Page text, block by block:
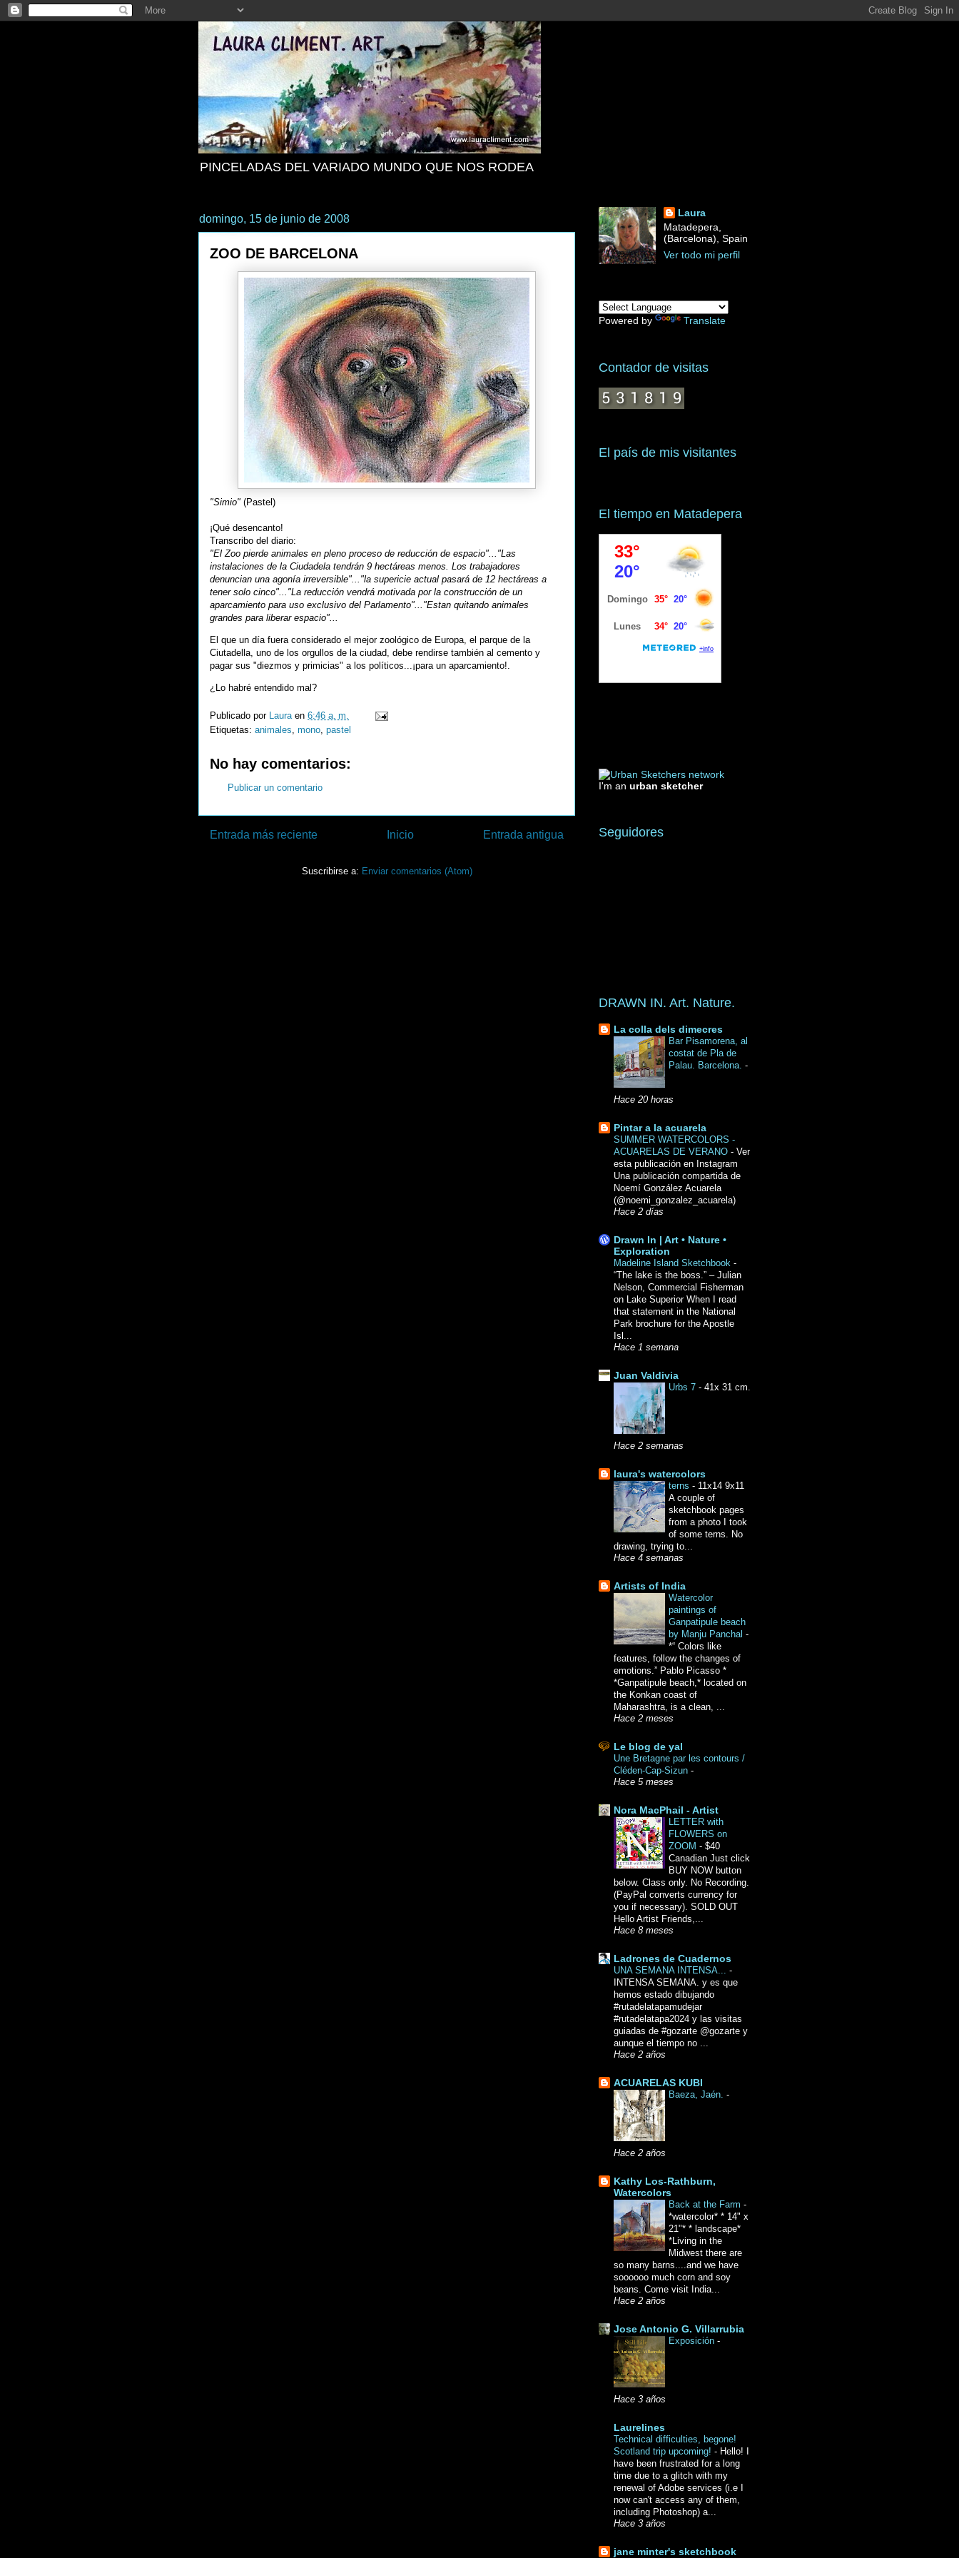
PINCELADAS DEL VARIADO MUNDO QUE NOS RODEA
domingo, 15 de junio de 2008
ZOO DE BARCELONA
"Simio" (Pastel)
¡Qué desencanto!
Transcribo del diario:
"El Zoo pierde animales en pleno proceso de reducción de espacio"..."Las
instalaciones de la Ciudadela tendrán 9 hectáreas menos. Los trabajadores
denuncian una agonía irreversible"..."la supericie actual pasará de 12 hectáreas a
tener solo cinco"..."La reducción vendrá motivada por la construcción de un
aparcamiento para uso exclusivo del Parlamento"..."Estan quitando animales
grandes para liberar espacio"...
El que un día fuera considerado el mejor zoológico de Europa, el parque de la
Ciutadella, uno de los orgullos de la ciudad, debe rendirse también al cemento y
pagar sus "diezmos y primicias" a los políticos...¡para un aparcamiento!.
¿Lo habré entendido mal?
Publicado por Laura en 6:46 a. m.
Etiquetas: animales mono pastel
No hay comentarios:
Publicar un comentario
Entrada más reciente Entrada antigua
Inicio
Suscribirse a: Enviar comentarios (Atom)
Laura
Matadepera,
(Barcelona), Spain
Ver todo mi perfil
Powered by Translate
Contador de visitas
El país de mis visitantes
El tiempo en Matadepera
I'm an urban sketcher
Seguidores
DRAWN IN. Art. Nature.
La colla dels dimecres
Bar Pisamorena, al
costat de Pla de
Palau. Barcelona. -
Hace 20 horas
Pintar a la acuarela
SUMMER WATERCOLORS -
ACUARELAS DE VERANO - Ver
esta publicación en Instagram
Una publicación compartida de
Noemí González Acuarela
(@noemi_gonzalez_acuarela)
Hace 2 días
Drawn In | Art • Nature •
Exploration
Madeline Island Sketchbook -
“The lake is the boss.” – Julian
Nelson, Commercial Fisherman
on Lake Superior When I read
that statement in the National
Park brochure for the Apostle
Isl...
Hace 1 semana
Juan Valdivia
Urbs 7 - 41x 31 cm.
Hace 2 semanas
laura's watercolors
terns - 11x14 9x11
A couple of
sketchbook pages
from a photo I took
of some terns. No
drawing, trying to...
Hace 4 semanas
Artists of India
Watercolor
paintings of
Ganpatipule beach
by Manju Panchal -
*“ Colors like
features, follow the changes of
emotions.” Pablo Picasso *
*Ganpatipule beach,* located on
the Konkan coast of
Maharashtra, is a clean, ...
Hace 2 meses
Le blog de yal
Une Bretagne par les contours /
Cléden-Cap-Sizun -
Hace 5 meses
Nora MacPhail - Artist
LETTER with
FLOWERS on
ZOOM - $40
Canadian Just click
BUY NOW button
below. Class only. No Recording.
(PayPal converts currency for
you if necessary). SOLD OUT
Hello Artist Friends,...
Hace 8 meses
Ladrones de Cuadernos
UNA SEMANA INTENSA... -
INTENSA SEMANA. y es que
hemos estado dibujando
#rutadelatapamudejar
#rutadelatapa2024 y las visitas
guiadas de #gozarte @gozarte y
aunque el tiempo no ...
Hace 2 años
ACUARELAS KUBI
Baeza, Jaén. -
Hace 2 años
Kathy Los-Rathburn,
Watercolors
Back at the Farm -
*watercolor* * 14" x
21"* * landscape*
*Living in the
Midwest there are
so many barns....and we have
soooooo much corn and soy
beans. Come visit India...
Hace 2 años
Jose Antonio G. Villarrubia
Exposición -
Hace 3 años
Laurelines
Technical difficulties, begone!
Scotland trip upcoming! - Hello! I
have been frustrated for a long
time due to a glitch with my
renewal of Adobe services (i.e I
now can't access any of them,
including Photoshop) a...
Hace 3 años
jane minter's sketchbook